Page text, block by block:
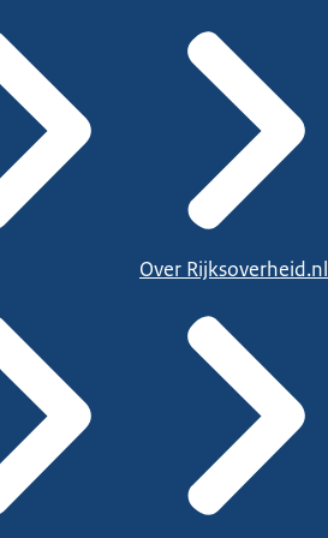
Over Rijksoverheid.nl